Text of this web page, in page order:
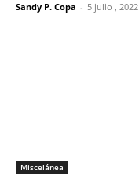
Sandy P. Copa - 5 julio , 2022
Miscelánea